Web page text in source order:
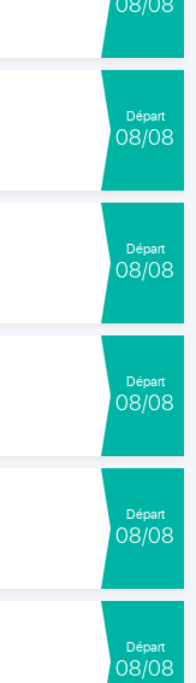
Départ
08/08
Départ
08/08
Départ
08/08
Départ
08/08
Départ
08/08